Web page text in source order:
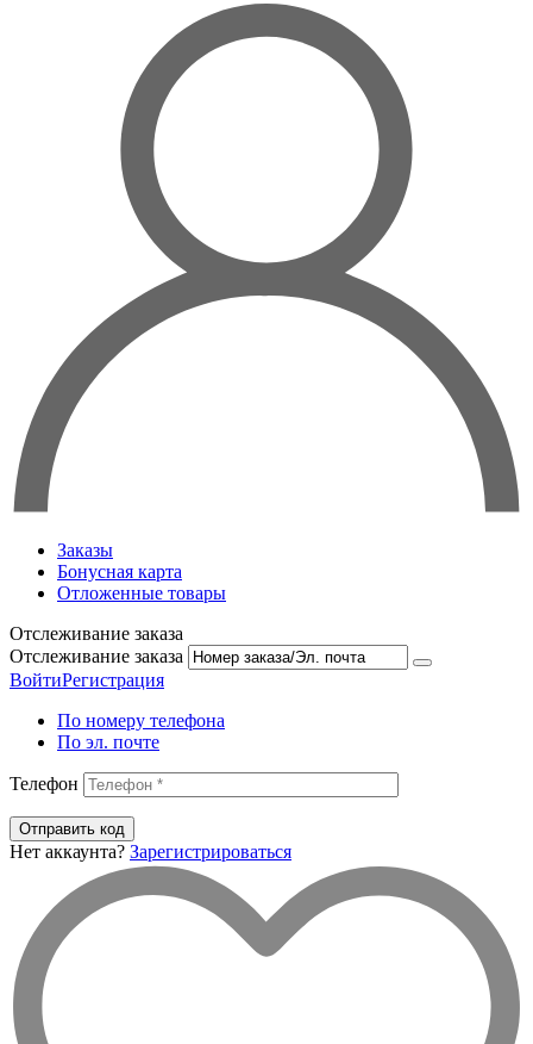
Заказы
Бонусная карта
Отложенные товары
Отслеживание заказа
Отслеживание заказа
ВойтиРегистрация
По номеру телефона
По эл. почте
Телефон
Отправить код
Нет аккаунта? Зарегистрироваться